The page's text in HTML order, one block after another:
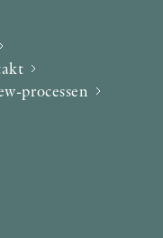
processen